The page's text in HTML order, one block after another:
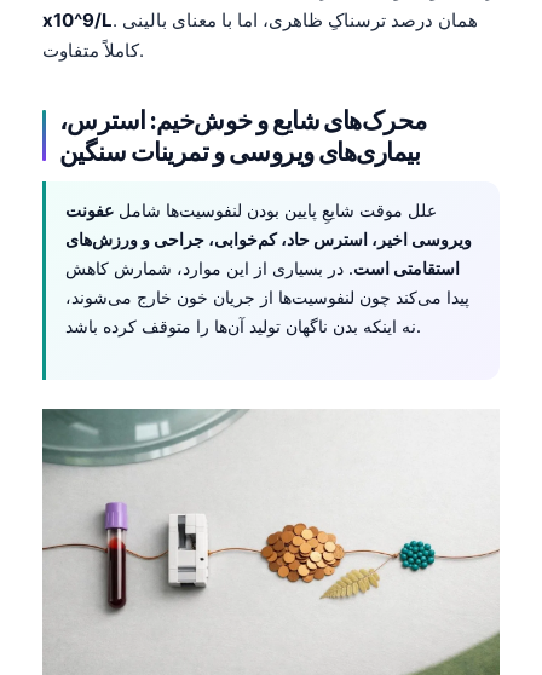
x10^9/L. همان درصد ترسناکِ ظاهری، اما با معنای بالینی
کاملاً متفاوت.
محرک‌های شایع و خوش‌خیم: استرس،
بیماری‌های ویروسی و تمرینات سنگین
علل موقت شایعِ پایین بودن لنفوسیت‌ها شامل عفونت
ویروسی اخیر، استرس حاد، کم‌خوابی، جراحی و ورزش‌های
استقامتی است. در بسیاری از این موارد، شمارش کاهش
پیدا می‌کند چون لنفوسیت‌ها از جریان خون خارج می‌شوند،
نه اینکه بدن ناگهان تولید آن‌ها را متوقف کرده باشد.